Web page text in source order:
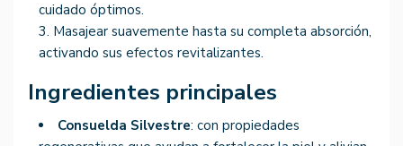
cuidado óptimos.
Masajear suavemente hasta su completa absorción,
activando sus efectos revitalizantes.
Ingredientes principales
Consuelda Silvestre: con propiedades